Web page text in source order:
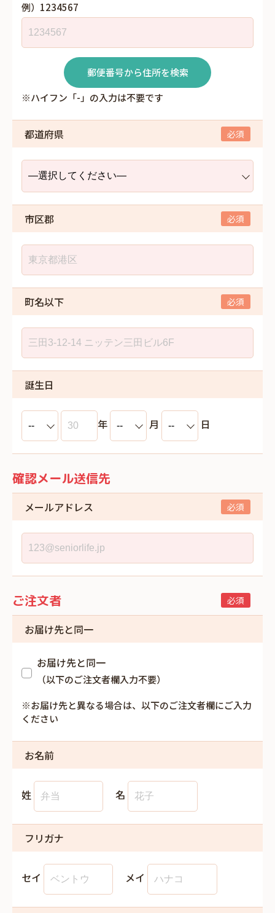
例）1234567
郵便番号から住所を検索
※ハイフン「-」の入力は不要です
都道府県
市区郡
町名以下
誕生日
年 月 日
確認メール送信先
メールアドレス
ご注文者
お届け先と同一
お届け先と同一
（以下のご注文者欄入力不要）
※お届け先と異なる場合は、以下のご注文者欄にご入力
ください
お名前
姓 名
フリガナ
セイ メイ